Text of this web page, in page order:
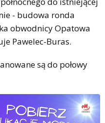
- budowa ronda
obwodnicy Opatowa
Pawelec-Buras.
są do połowy